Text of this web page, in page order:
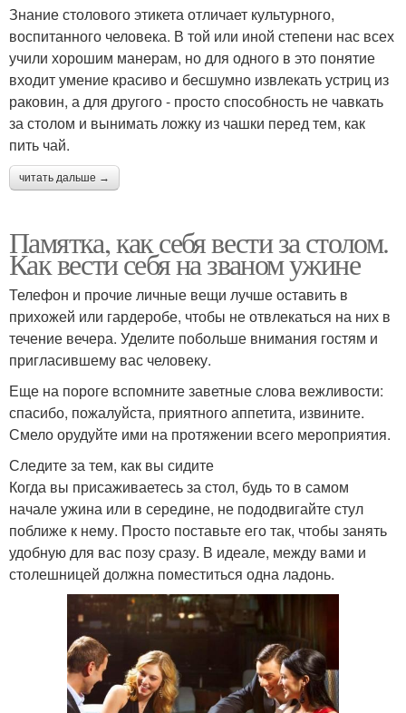
Знание столового этикета отличает культурного,
воспитанного человека. В той или иной степени нас всех
учили хорошим манерам, но для одного в это понятие
входит умение красиво и бесшумно извлекать устриц из
раковин, а для другого - просто способность не чавкать
за столом и вынимать ложку из чашки перед тем, как
пить чай.
читать дальше →
Памятка, как себя вести за столом.
Как вести себя на званом ужине
Телефон и прочие личные вещи лучше оставить в
прихожей или гардеробе, чтобы не отвлекаться на них в
течение вечера. Уделите побольше внимания гостям и
пригласившему вас человеку.
Еще на пороге вспомните заветные слова вежливости:
спасибо, пожалуйста, приятного аппетита, извините.
Смело орудуйте ими на протяжении всего мероприятия.
Следите за тем, как вы сидите
Когда вы присаживаетесь за стол, будь то в самом
начале ужина или в середине, не пододвигайте стул
поближе к нему. Просто поставьте его так, чтобы занять
удобную для вас позу сразу. В идеале, между вами и
столешницей должна поместиться одна ладонь.